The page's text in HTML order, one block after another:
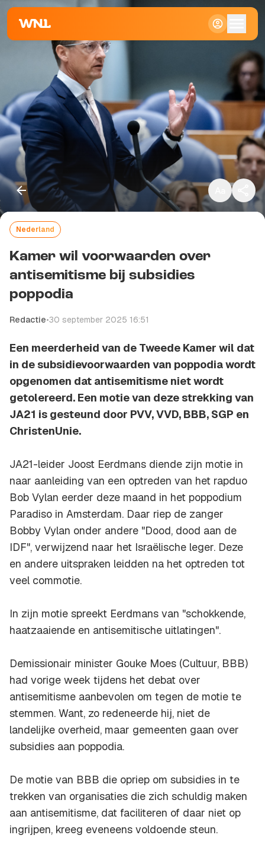
Klein
Standaard
Groot
Nederland
Kamer wil voorwaarden over
antisemitisme bij subsidies
poppodia
Redactie•30 september 2025 16:51
Een meerderheid van de Tweede Kamer wil dat
in de subsidievoorwaarden van poppodia wordt
opgenomen dat antisemitisme niet wordt
getolereerd. Een motie van deze strekking van
JA21 is gesteund door PVV, VVD, BBB, SGP en
ChristenUnie.
JA21-leider Joost Eerdmans diende zijn motie in
naar aanleiding van een optreden van het rapduo
Bob Vylan eerder deze maand in het poppodium
Paradiso in Amsterdam. Daar riep de zanger
Bobby Vylan onder andere "Dood, dood aan de
IDF", verwijzend naar het Israëlische leger. Deze
en andere uitspraken leidden na het optreden tot
veel commotie.
In zijn motie spreekt Eerdmans van "schokkende,
haatzaaiende en antisemitische uitlatingen".
Demissionair minister Gouke Moes (Cultuur, BBB)
had vorige week tijdens het debat over
antisemitisme aanbevolen om tegen de motie te
stemmen. Want, zo redeneerde hij, niet de
landelijke overheid, maar gemeenten gaan over
subsidies aan poppodia.
De motie van BBB die opriep om subsidies in te
trekken van organisaties die zich schuldig maken
aan antisemitisme, dat faciliteren of daar niet op
ingrijpen, kreeg eveneens voldoende steun.